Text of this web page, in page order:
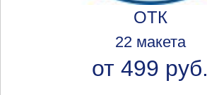
ОТК
22 макета
от 499 руб.